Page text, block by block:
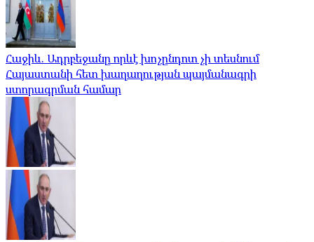
Հաջիև. Ադրբեջանը որևէ խոչընդոտ չի տեսնում
Հայաստանի հետ խաղաղության պայմանագրի
ստորագրման համար